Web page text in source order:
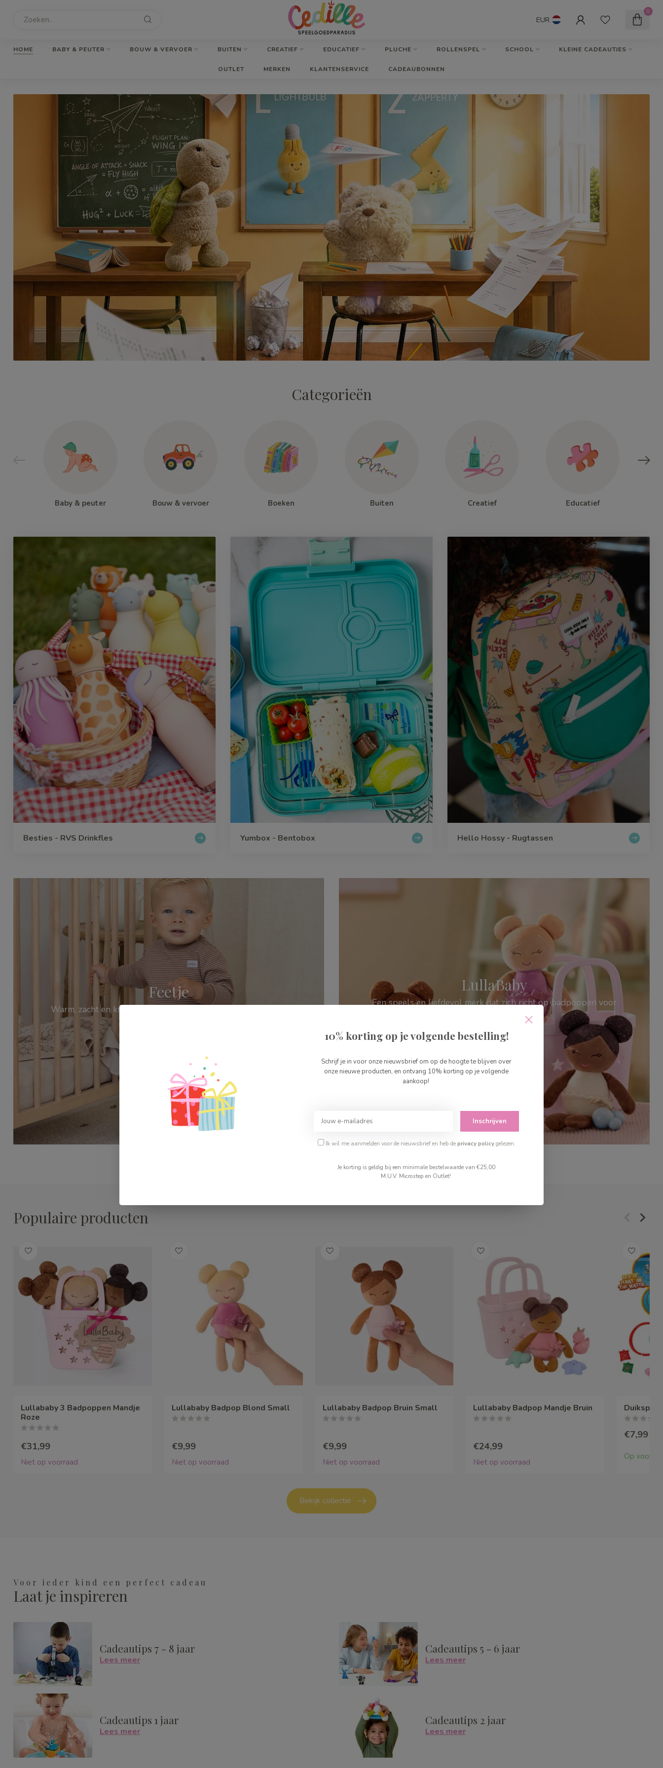
EUR
0
HOME BABY & PEUTER BOUW & VERVOER BUITEN CREATIEF EDUCATIEF PLUCHE ROLLENSPEL SCHOOL KLEINE CADEAUTJES
OUTLET MERKEN KLANTENSERVICE CADEAUBONNEN
Categorieën
Baby & peuter Bouw & vervoer Boeken Buiten Creatief Educatief
Besties - RVS Drinkfles Yumbox - Bentobox Hello Hossy - Rugtassen
Feetje
Warm, zacht en knuffelbaar. Dat zijn de pyjama's van FEETJE.
LullaBaby
Een speels en liefdevol merk dat zich richt op badpoppen voor
Shop nu
Populaire producten
Lullababy 3 Badpoppen Mandje
Roze
€31,99
Niet op voorraad
Lullababy Badpop Blond Small
€9,99
Niet op voorraad
Lullababy Badpop Bruin Small
€9,99
Niet op voorraad
Lullababy Badpop Mandje Bruin
€24,99
Niet op voorraad
Duikspel
€7,99
Op
Bekijk collectie
Voor ieder kind een perfect cadeau
Laat je inspireren
Cadeautips 7 - 8 jaar
Lees meer
Cadeautips 5 - 6 jaar
Lees meer
Cadeautips 1 jaar
Lees meer
Cadeautips 2 jaar
Lees meer
10% korting op je volgende bestelling!
Schrijf je in voor onze nieuwsbrief om op de hoogte te blijven over
onze nieuwe producten, en ontvang 10% korting op je volgende
aankoop!
Inschrijven
Ik wil me aanmelden voor de nieuwsbrief en heb deprivacy policygelezen.
Je korting is geldig bij een minimale bestelwaarde van €25,00
M.U.V. Microstep en Outlet!